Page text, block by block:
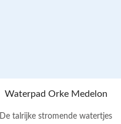
Waterpad Orke Medelon
De talrijke stromende watertjes